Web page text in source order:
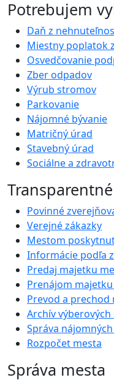
Potrebujem
Daň z
Miestny poplatok
Osvedčovanie
Zber odpadov
Výrub stromov
Parkovanie
Nájomné bývanie
Matričný úrad
Stavebný úrad
Sociálne a
Povinné
Verejné zákazky
Mestom
Informácie podľa
Predaj majetku
Prenájom
Prevod a prechod
Archív
Správa
Rozpočet mesta
Správa mesta